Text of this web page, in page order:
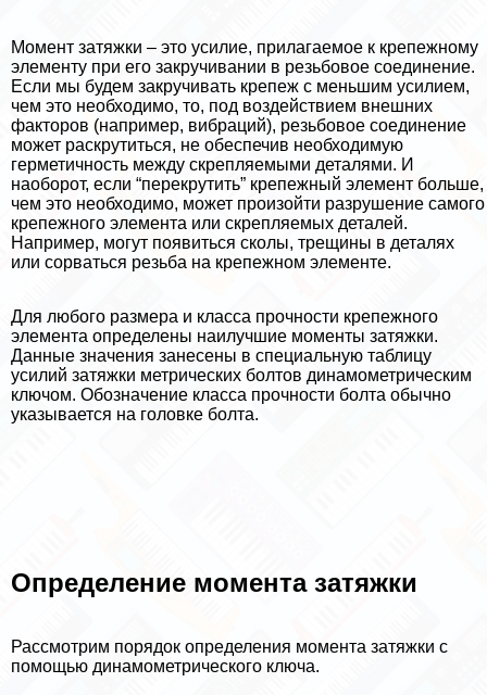
Момент затяжки – это усилие, прилагаемое к крепежному
элементу при его закручивании в резьбовое соединение.
Если мы будем закручивать крепеж с меньшим усилием,
чем это необходимо, то, под воздействием внешних
факторов (например, вибраций), резьбовое соединение
может раскрутиться, не обеспечив необходимую
герметичность между скрепляемыми деталями. И
наоборот, если “перекрутить” крепежный элемент больше,
чем это необходимо, может произойти разрушение самого
крепежного элемента или скрепляемых деталей.
Например, могут появиться сколы, трещины в деталях
или сорваться резьба на крепежном элементе.
Для любого размера и класса прочности крепежного
элемента определены наилучшие моменты затяжки.
Данные значения занесены в специальную таблицу
усилий затяжки метрических болтов динамометрическим
ключом. Обозначение класса прочности болта обычно
указывается на головке болта.
Определение момента затяжки
Рассмотрим порядок определения момента затяжки с
помощью динамометрического ключа.